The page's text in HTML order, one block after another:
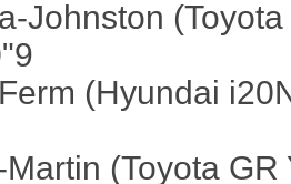
Johnston
(Hyundai
(Toyota GR